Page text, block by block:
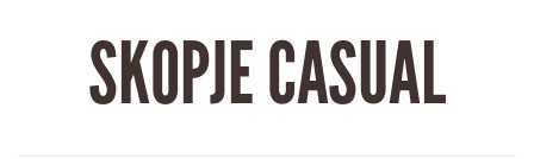
SKOPJE CASUAL